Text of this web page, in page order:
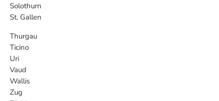
Solothurn
St. Gallen
Thurgau
Ticino
Uri
Vaud
Wallis
Zug